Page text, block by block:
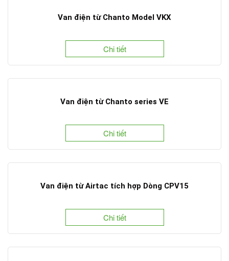
Van điện từ Chanto Model VKX
Chi tiết
Van điện từ Chanto series VE
Chi tiết
Van điện từ Airtac tích hợp Dòng CPV15
Chi tiết